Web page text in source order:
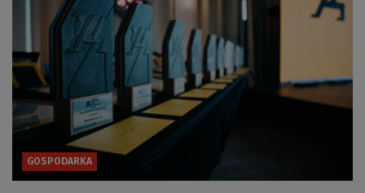
GOSPODARKA